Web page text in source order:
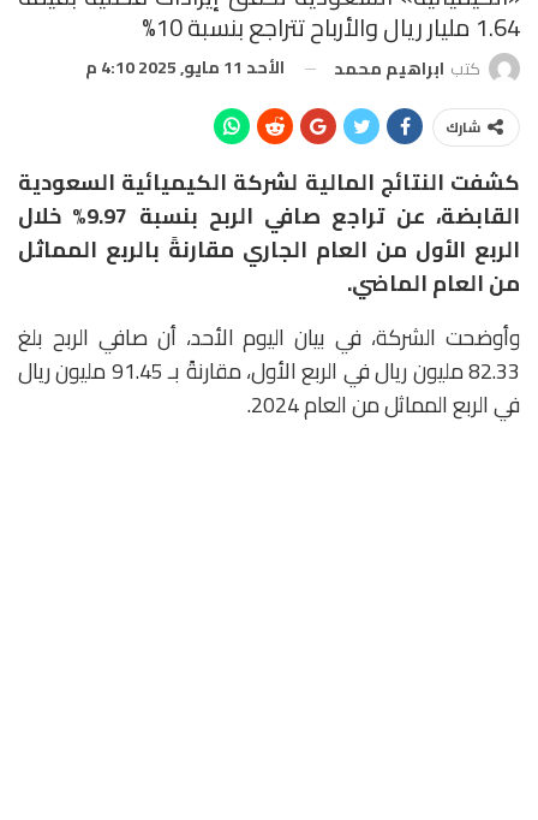
1.64 مليار ريال والأرباح تتراجع بنسبة 10%
كتب ابراهيم محمد الأحد 11 مايو, 2025 4:10 م
شارك
كشفت النتائج المالية لشركة الكيميائية السعودية
القابضة، عن تراجع صافي الربح بنسبة 9.97% خلال
الربع الأول من العام الجاري مقارنةً بالربع المماثل
من العام الماضي.
وأوضحت الشركة، في بيان اليوم الأحد، أن صافي الربح بلغ
82.33 مليون ريال في الربع الأول، مقارنةً بـ 91.45 مليون ريال
في الربع المماثل من العام 2024.